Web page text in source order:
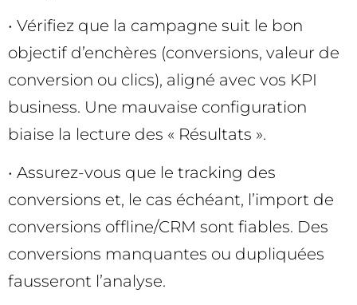
• Vérifiez que la campagne suit le bon
objectif d’enchères (conversions, valeur de
conversion ou clics), aligné avec vos KPI
business. Une mauvaise configuration
biaise la lecture des « Résultats ».
• Assurez-vous que le tracking des
conversions et, le cas échéant, l’import de
conversions offline/CRM sont fiables. Des
conversions manquantes ou dupliquées
fausseront l’analyse.